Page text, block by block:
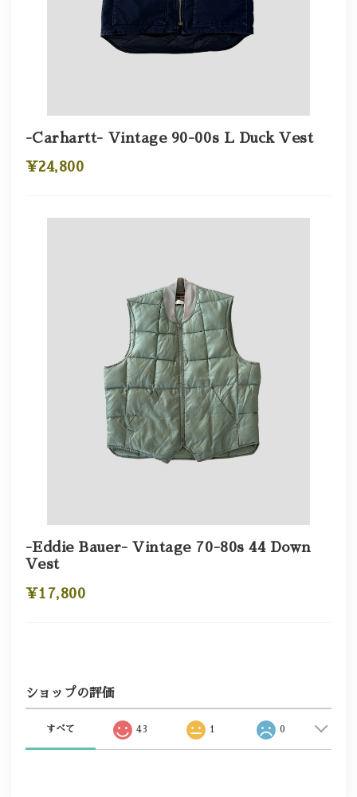
-Carhartt- Vintage 90-00s L Duck Vest
¥24,800
-Eddie Bauer- Vintage 70-80s 44 Down
Vest
¥17,800
ショップの評価
すべて 43 1 0